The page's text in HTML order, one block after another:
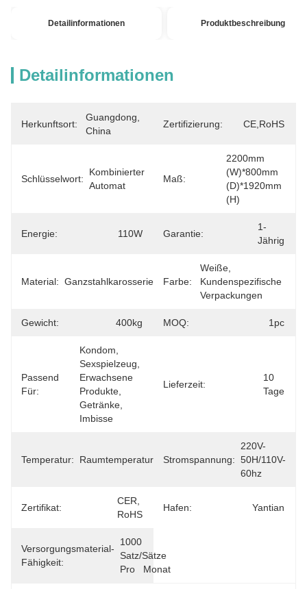
Detailinformationen Produktbeschreibung
Detailinformationen
Herkunftsort:
Guangdong,
China
Zertifizierung: CE,RoHS
Schlüsselwort:
Kombinierter
Automat
Maß:
2200mm
(W)*800mm
(D)*1920mm
(H)
Energie: 110W Garantie:
1-
Jährig
Material: Ganzstahlkarosserie Farbe:
Weiße,
Kundenspezifische
Verpackungen
Gewicht: 400kg MOQ: 1pc
Passend
Für:
Kondom,
Sexspielzeug,
Erwachsene
Produkte,
Getränke,
Imbisse
Lieferzeit:
10
Tage
Temperatur: Raumtemperatur Stromspannung:
220V-
50H/110V-
60hz
Zertifikat:
CER,
RoHS
Hafen: Yantian
Versorgungsmaterial-
Fähigkeit:
1000
Satz/Sätze
Pro   Monat